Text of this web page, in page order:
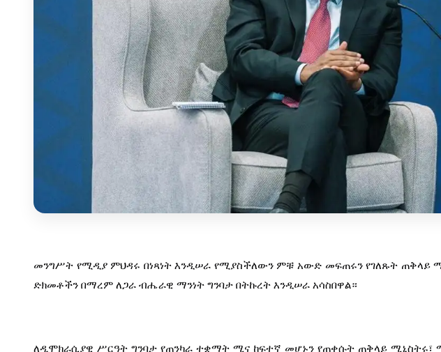
መንግሥት የሚዲያ ምህዳሩ በነጻነት እንዲሠራ የሚያስችለውን ምቹ አውድ መፍጠሩን የገለጹት ጠቅላይ
ድክመቶችን በማረም ለጋራ ብሔራዊ ማንነት ግንባታ በትኩረት እንዲሠራ አሳስበዋል።
ለዲሞክራሲያዊ ሥርዓት ግንባታ የጠንካራ ተቋማት ሚና ከፍተኛ መሆኑን የጠቀሱት ጠቅላይ ሚኒስትሩ፣